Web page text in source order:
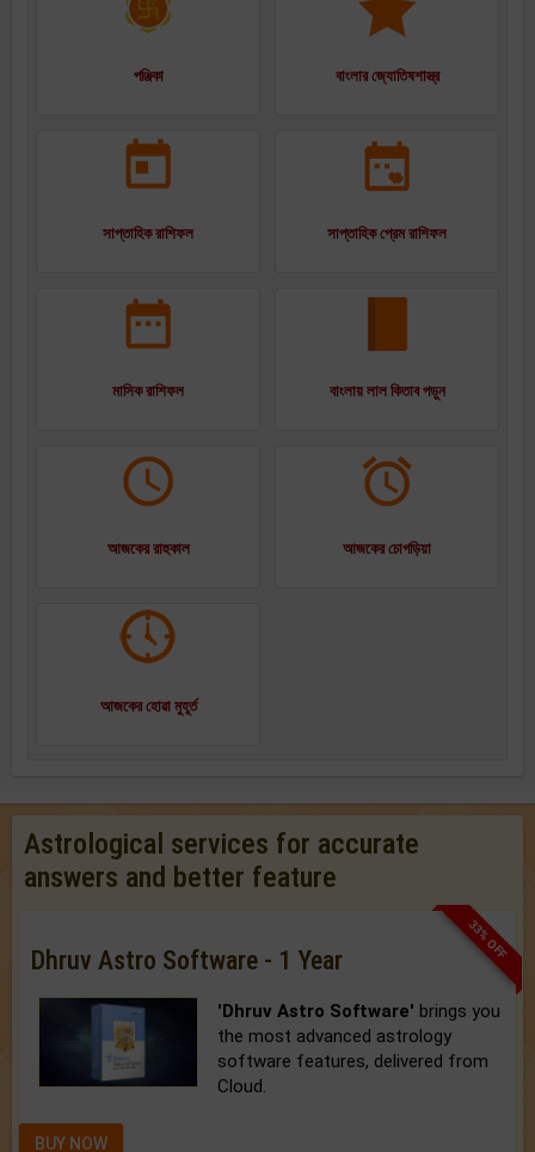
পঞ্জিকা বাংলার জ্যোতিষশাস্ত্র
সাপ্তাহিক রাশিফল সাপ্তাহিক প্রেম রাশিফল
মাসিক রাশিফল বাংলায় লাল কিতাব পড়ুন
আজকের রাহুকাল আজকের চোগড়িয়া
আজকের হোৱা মুহূর্ত
Astrological services for accurate
answers and better feature
33% OFF
Dhruv Astro Software - 1 Year
'Dhruv Astro Software' brings you
the most advanced astrology
software features, delivered from
Cloud.
BUY NOW